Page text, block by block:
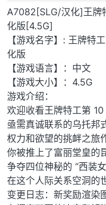
A7082[SLG/汉化]王
化版[4.5G]
【游戏名字】: 王牌
化版
【游戏语言】：中文
【游戏大小】：4.5G
游戏介绍：
欢迎收看王牌特工第 10
亟需真诚联系的乌托邦
权力和欲望的挑衅之旅
你被推上了富丽堂皇的
争夺四位神秘的 “西装
在这个人际关系空洞的
变更日志：新奖励渲染